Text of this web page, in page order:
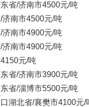
省/济南市4500元/吨
济南市4500元/吨
济南市4900元/吨
济南市4900元/吨
4150元/吨
省/济南市3900元/吨
省/淄博市5500元/吨
湖北省/襄樊市4100元/